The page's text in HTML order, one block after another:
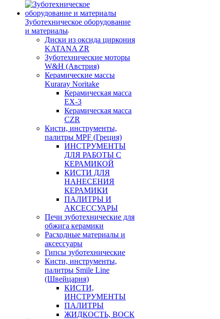
Зуботехническое оборудование
и материалы
Диски из оксида циркония
KATANA ZR
Зуботехнические моторы
W&H (Австрия)
Керамические массы
Kuraray Noritake
Керамическая масса
EX-3
Керамическая масса
CZR
Кисти, инструменты,
палитры MPF (Греция)
ИНСТРУМЕНТЫ
ДЛЯ РАБОТЫ С
КЕРАМИКОЙ
КИСТИ ДЛЯ
НАНЕСЕНИЯ
КЕРАМИКИ
ПАЛИТРЫ И
АКСЕССУАРЫ
Печи зуботехнические для
обжига керамики
Расходные материалы и
аксессуары
Гипсы зуботехнические
Кисти, инструменты,
палитры Smile Line
(Швейцария)
КИСТИ,
ИНСТРУМЕНТЫ
ПАЛИТРЫ
ЖИДКОСТЬ, ВОСК